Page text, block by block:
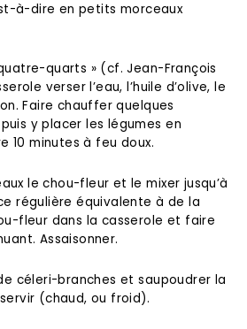
à-dire en petits morceaux
quarts » (cf. Jean-François
verser l’eau, l’huile d’olive, le
Faire chauffer quelques
y placer les légumes en
10 minutes à feu doux.
le chou-fleur et le mixer jusqu’à
régulière équivalente à de la
fleur dans la casserole et faire
Assaisonner.
céleri-branches et saupoudrer la
(chaud, ou froid).